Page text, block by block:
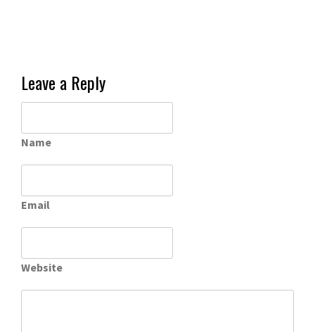
Leave a Reply
Name
Email
Website